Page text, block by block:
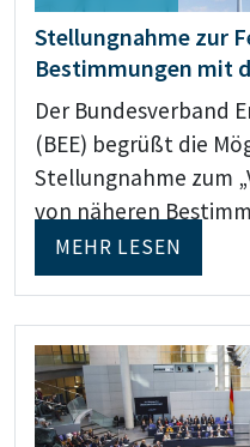
Stellungnahme zur
Bestimmungen mit
Der Bundesverband
(BEE) begrüßt die
Stellungnahme zum
von näheren
MEHR LESEN